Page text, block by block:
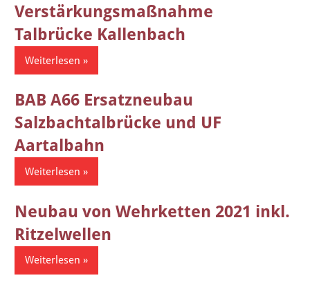
Verstärkungsmaßnahme
Talbrücke Kallenbach
Weiterlesen
BAB A66 Ersatzneubau
Salzbachtalbrücke und UF
Aartalbahn
Weiterlesen
Neubau von Wehrketten 2021 inkl.
Ritzelwellen
Weiterlesen